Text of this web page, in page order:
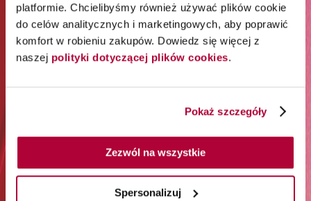
platformie. Chcielibyśmy również używać plików cookie
do celów analitycznych i marketingowych, aby poprawić
komfort w robieniu zakupów. Dowiedz się więcej z
naszej polityki dotyczącej plików cookies.
Pokaż szczegóły
Zezwól na wszystkie
Spersonalizuj
ODBIERZ 65% RABATU NA
PIERWSZE ZAKUPY*
Professionals (z wyłączeniem Wella Care, Wella Technik i
akcesoriów) i Londa Professional.
Zapisz się do newslettera:
Zapisz się